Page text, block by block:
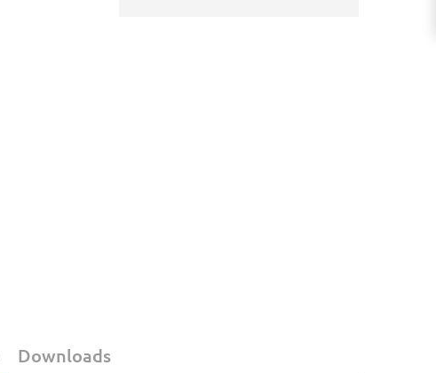
Downloads